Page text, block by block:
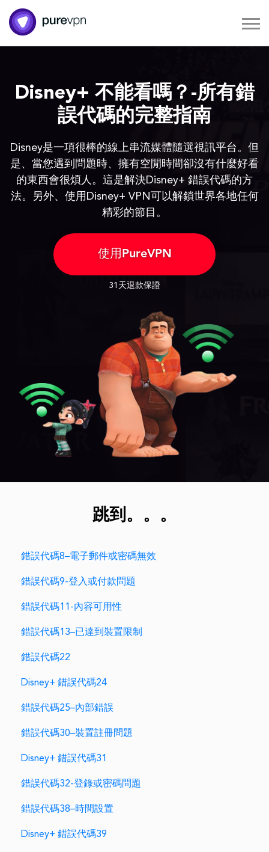
Disney+ 不能看嗎？-所有錯
誤代碼的完整指南
Disney是一項很棒的線上串流媒體隨選視訊平台。但
是、當您遇到問題時、擁有空閒時間卻沒有什麼好看
的東西會很煩人。這是解決Disney+ 錯誤代碼的方
法。另外、使用Disney+ VPN可以解鎖世界各地任何
精彩的節目。
使用PureVPN
31天退款保證
跳到。。。
錯誤代碼8–電子郵件或密碼無效
錯誤代碼9-登入或付款問題
錯誤代碼11-內容可用性
錯誤代碼13–已達到裝置限制
錯誤代碼22
Disney+ 錯誤代碼24
錯誤代碼25–內部錯誤
錯誤代碼30–裝置註冊問題
Disney+ 錯誤代碼31
錯誤代碼32-登錄或密碼問題
錯誤代碼38–時間設置
Disney+ 錯誤代碼39